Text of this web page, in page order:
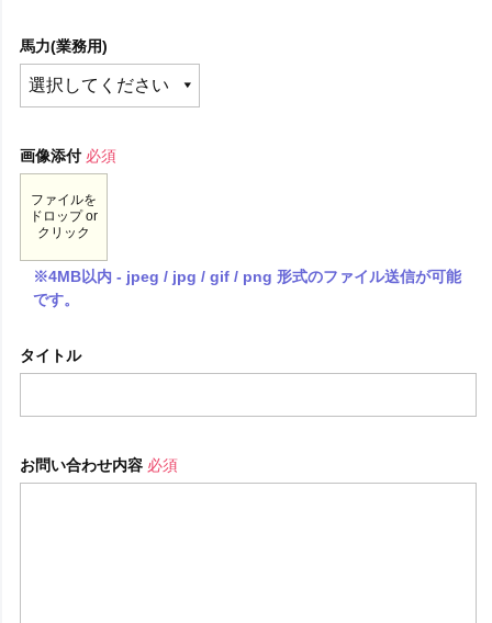
馬力(業務用)
画像添付 必須
ファイルを
ドロップ or
クリック
※4MB以内 - jpeg / jpg / gif / png 形式のファイル送信が可能
です。
タイトル
お問い合わせ内容 必須